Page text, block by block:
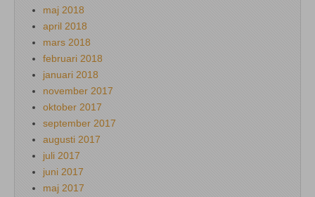
maj 2018
april 2018
mars 2018
februari 2018
januari 2018
november 2017
oktober 2017
september 2017
augusti 2017
juli 2017
juni 2017
maj 2017